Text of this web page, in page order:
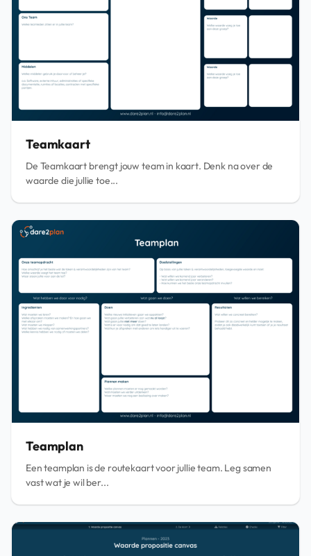
Teamkaart
De Teamkaart brengt jouw team in kaart. Denk na over de
waarde die jullie toe...
Teamplan
Een teamplan is de routekaart voor jullie team. Leg samen
vast wat je wil ber...